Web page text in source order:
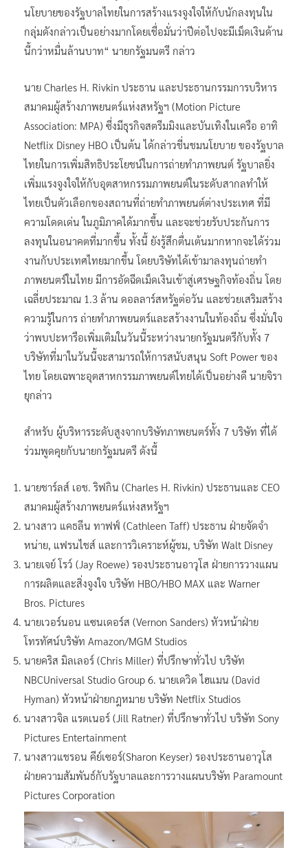
นโยบายของรัฐบาลไทยในการสร้างแรงจูงใจให้กับนักลงทุนใน
กลุ่มดังกล่าวเป็นอย่างมากโดยเชื่อมั่นว่าปีต่อไปจะมีเม็ดเงินด้าน
นี้กว่าหมื่นล้านบาท“ นายกรัฐมนตรี กล่าว
นาย Charles H. Rivkin ประธาน และประธานกรรมการบริหาร
สมาคมผู้สร้างภาพยนตร์แห่งสหรัฐฯ (Motion Picture
Association: MPA) ซึ่งมีธุรกิจสตรีมมิงและบันเทิงในเครือ อาทิ
Netflix Disney HBO เป็นต้น ได้กล่าวชี่นชมนโยบาย ของรัฐบาล
ไทยในการเพิ่มสิทธิประโยชน์ในการถ่ายทำภาพยนต์ รัฐบาลยิ่ง
เพิ่มแรงจูงใจให้กับอุตสาหกรรมภาพยนต์ในระดับสากลทำให้
ไทยเป็นตัวเลือกของสถานที่ถ่ายทำภาพยนต์ต่างประเทศ ที่มี
ความโดดเด่น ในภูมิภาคได้มากขึ้น และจะช่วยรับประกันการ
ลงทุนในอนาคตที่มากขึ้น ทั้งนี้ ยังรู้สึกตื่นเต้นมากหากจะได้ร่วม
งานกับประเทศไทยมากขึ้น โดยบริษัทได้เข้ามาลงทุนถ่ายทำ
ภาพยนตร์ในไทย มีการอัดฉีดเม็ดเงินเข้าสู่เศรษฐกิจท้องถิ่น โดย
เฉลี่ยประมาณ 1.3 ล้าน ดอลลาร์สหรัฐต่อวัน และช่วยเสริมสร้าง
ความรู้ในการ ถ่ายทำภาพยนตร์และสร้างงานในท้องถิ่น ซึ่งมั่นใจ
ว่าพบปะหารือเพิ่มเติมในวันนี้ระหว่างนายกรัฐมนตรีกับทั้ง 7
บริษัทที่มาในวันนี้จะสามารถให้การสนับสนุน Soft Power ของ
ไทย โดยเฉพาะอุตสาหกรรมภาพยนต์ไทยได้เป็นอย่างดี นายจิรา
ยุกล่าว
สำหรับ ผู้บริหารระดับสูงจากบริษัทภาพยนตร์ทั้ง 7 บริษัท ที่ได้
ร่วมพูดคุยกับนายกรัฐมนตรี ดังนี้
นายชาร์ลส์ เอช. ริฟกิน (Charles H. Rivkin) ประธานและ CEO
สมาคมผู้สร้างภาพยนตร์แห่งสหรัฐฯ
นางสาว แคธลีน ทาฟฟ์ (Cathleen Taff) ประธาน ฝ่ายจัดจํา
หน่าย, แฟรนไชส์ และการวิเคราะห์ผู้ชม, บริษัท Walt Disney
นายเจย์ โรว์ (Jay Roewe) รองประธานอาวุโส ฝ่ายการวางแผน
การผลิตและสิ่งจูงใจ บริษัท HBO/HBO MAX และ Warner
Bros. Pictures
นายเวอร์นอน แซนเดอร์ส (Vernon Sanders) หัวหน้าฝ่าย
โทรทัศน์บริษัท Amazon/MGM Studios
นายคริส มิลเลอร์ (Chris Miller) ที่ปรึกษาทั่วไป บริษัท
NBCUniversal Studio Group 6. นายเดวิด ไฮแมน (David
Hyman) หัวหน้าฝ่ายกฎหมาย บริษัท Netflix Studios
นางสาวจิล แรตเนอร์ (Jill Ratner) ที่ปรึกษาทั่วไป บริษัท Sony
Pictures Entertainment
นางสาวแชรอน คีย์เซอร์(Sharon Keyser) รองประธานอาวุโส
ฝ่ายความสัมพันธ์กับรัฐบาลและการวางแผนบริษัท Paramount
Pictures Corporation